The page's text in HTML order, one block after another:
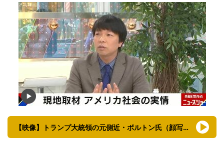
【映像】トランプ大統領の元側近・ボルトン氏（顔写真あり）